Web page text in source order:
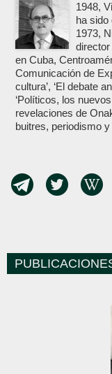
1948,
ha sido
1973,
en Cuba,
Comunicación de
cultura’, ‘El debate
‘Políticos, los
revelaciones de
buitres, periodismo